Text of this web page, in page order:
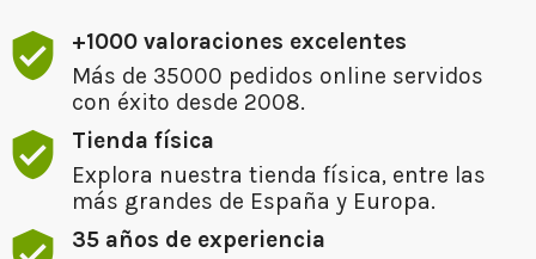
+1000 valoraciones excelentes
Más de 35000 pedidos online servidos
con éxito desde 2008.
Tienda física
Explora nuestra tienda física, entre las
más grandes de España y Europa.
35 años de experiencia